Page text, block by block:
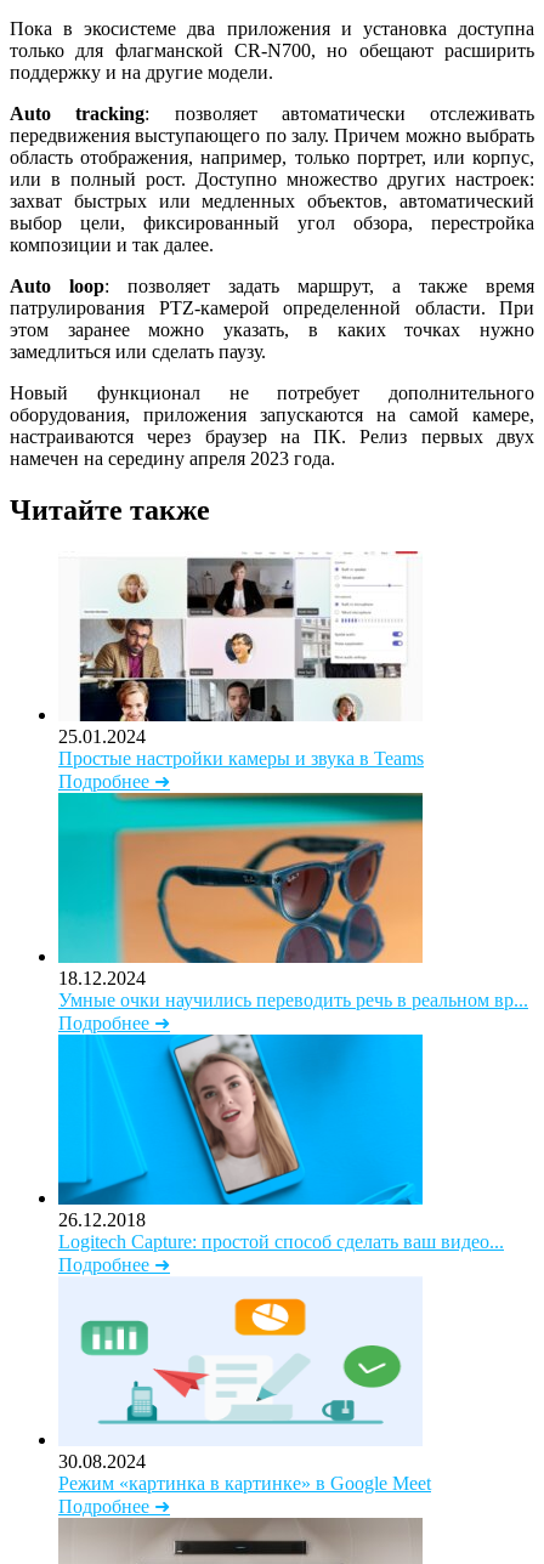
Пока в экосистеме два приложения и установка доступна
только для флагманской CR-N700, но обещают расширить
поддержку и на другие модели.
Auto tracking: позволяет автоматически отслеживать
передвижения выступающего по залу. Причем можно выбрать
область отображения, например, только портрет, или корпус,
или в полный рост. Доступно множество других настроек:
захват быстрых или медленных объектов, автоматический
выбор цели, фиксированный угол обзора, перестройка
композиции и так далее.
Auto loop: позволяет задать маршрут, а также время
патрулирования PTZ-камерой определенной области. При
этом заранее можно указать, в каких точках нужно
замедлиться или сделать паузу.
Новый функционал не потребует дополнительного
оборудования, приложения запускаются на самой камере,
настраиваются через браузер на ПК. Релиз первых двух
намечен на середину апреля 2023 года.
Читайте также
25.01.2024
Простые настройки камеры и звука в Teams
Подробнее ➜
18.12.2024
Умные очки научились переводить речь в реальном вр...
Подробнее ➜
26.12.2018
Logitech Capture: простой способ сделать ваш видео...
Подробнее ➜
30.08.2024
Режим «картинка в картинке» в Google Meet
Подробнее ➜